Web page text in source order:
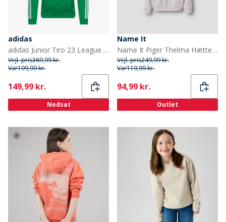
adidas
adidas Junior Tiro 23 League Hættetrøje Team Green
Vejl. pris369,99 kr.
Var199,99 kr.
Current
149,99 kr.
Nedsat
Name It
Name It Piger Thelma Hættetrøje Lilac Marble
Vejl. pris249,99 kr.
Var119,99 kr.
Current
94,99 kr.
Outlet